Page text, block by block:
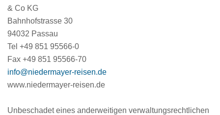
& Co KG
Bahnhofstrasse 30
94032 Passau
Tel +49 851 95566-0
Fax +49 851 95566-70
info@niedermayer-reisen.de
www.niedermayer-reisen.de
Unbeschadet eines anderweitigen verwaltungsrechtlichen